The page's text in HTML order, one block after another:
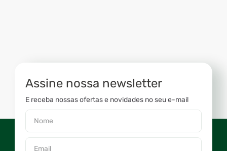
Assine nossa newsletter
E receba nossas ofertas e novidades no seu e-mail